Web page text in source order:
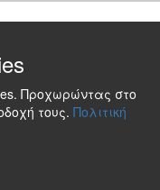
Προχωρώντας στο
τους. Πολιτική